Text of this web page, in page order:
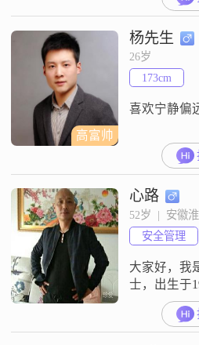
高富帅
杨先生
26岁
173cm
喜欢宁静偏
心路
52岁  |  安徽
安全管理
大家好，我
士，出生于
的月收入在
历是高中
靠，外向健